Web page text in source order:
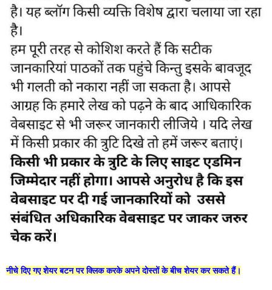
नीचे दिए गए शेयर बटन पर क्लिक करके अपने दोस्तों के बीच शेयर कर सकते हैं।